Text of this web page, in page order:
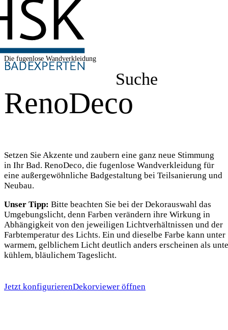
Suche
Die fugenlose Wandverkleidung
RenoDeco
Setzen Sie Akzente und zaubern eine ganz neue Stimmung
in Ihr Bad. RenoDeco, die fugenlose Wandverkleidung für
eine außergewöhnliche Badgestaltung bei Teilsanierung und
Neubau.
Unser Tipp: Bitte beachten Sie bei der Dekorauswahl das
Umgebungslicht, denn Farben verändern ihre Wirkung in
Abhängigkeit von den jeweiligen Lichtverhältnissen und der
Farbtemperatur des Lichts. Ein und dieselbe Farbe kann unter
warmem, gelblichem Licht deutlich anders erscheinen als
kühlem, bläulichem Tageslicht.
Jetzt konfigurierenDekorviewer öffnen